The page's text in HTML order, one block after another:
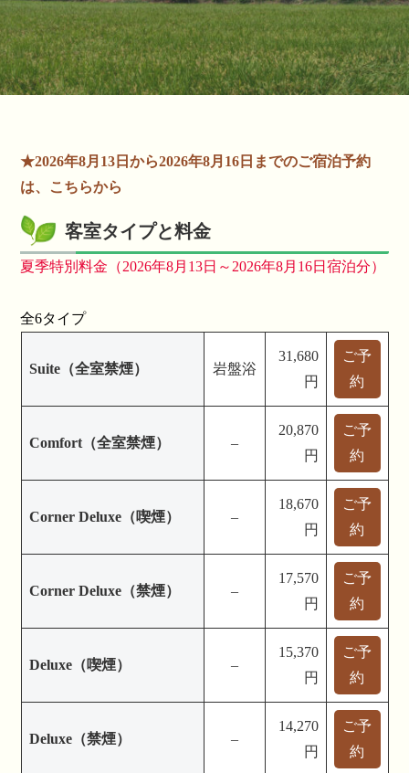
★2026年8月13日から2026年8月16日までのご宿泊予約
は、こちらから
客室タイプと料金
夏季特別料金（2026年8月13日～2026年8月16日宿泊分）
全6タイプ
Suite（全室禁煙） 岩盤浴
31,680
円
ご予
約
Comfort（全室禁煙） –
20,870
円
ご予
約
Corner Deluxe（喫煙） –
18,670
円
ご予
約
Corner Deluxe（禁煙） –
17,570
円
ご予
約
Deluxe（喫煙） –
15,370
円
ご予
約
Deluxe（禁煙） –
14,270
円
ご予
約